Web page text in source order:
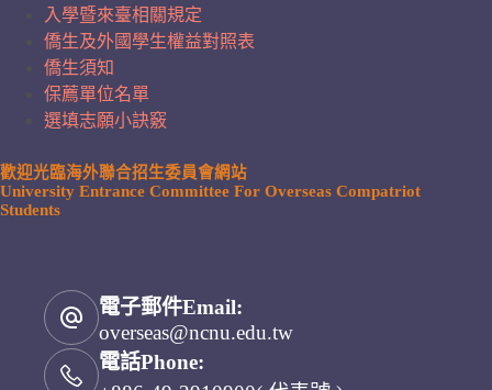
入學暨來臺相關規定
僑生及外國學生權益對照表
僑生須知
保薦單位名單
選填志願小訣竅
歡迎光臨海外聯合招生委員會網站
University Entrance Committee For Overseas Compatriot
Students
電子郵件Email:
overseas@ncnu.edu.tw
電話Phone: